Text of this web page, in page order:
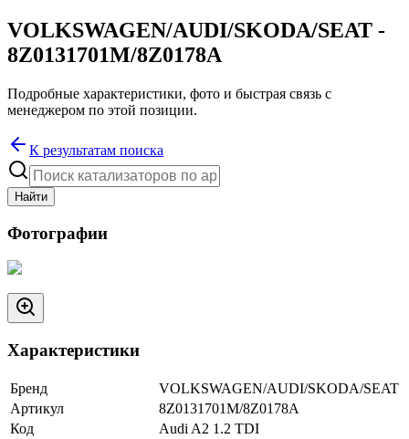
VOLKSWAGEN/AUDI/SKODA/SEAT -
8Z0131701M/8Z0178A
Подробные характеристики, фото и быстрая связь с
менеджером по этой позиции.
К результатам поиска
Найти
Фотографии
Характеристики
Бренд
VOLKSWAGEN/AUDI/SKODA/SEAT
Артикул
8Z0131701M/8Z0178A
Код
Audi A2 1.2 TDI